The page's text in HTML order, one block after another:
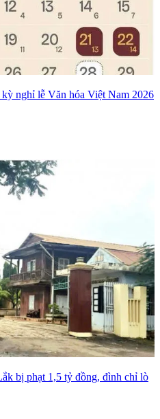
nghỉ lễ Văn hóa Việt Nam 2026
bị phạt 1,5 tỷ đồng, đình chỉ lò